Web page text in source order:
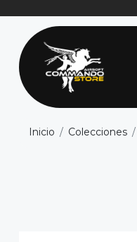
Inicio Colecciones